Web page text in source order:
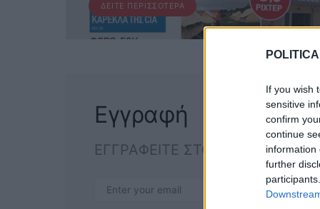
If you wish
sensitive
confirm
continue
information
further
ΔΕΊΤΕ ΠΕΡΙΣΣΌΤΕΡΑ
Εγγραφή
ΕΓΓΡΑΦΕΙΤΕ ΣΤΟ